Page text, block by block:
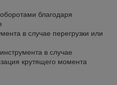
благодаря
в случае перегрузки или
в случае
крутящего момента